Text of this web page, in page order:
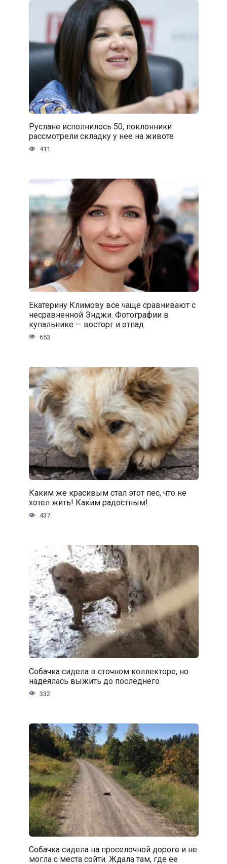
Руслане исполнилось 50, поклонники
рассмотрели складку у нее на животе
411
Екатерину Климову все чаще сравнивают с
несравненной Энджи. Фотографии в
купальнике — восторг и отпад
653
Каким же красивым стал этот пес, что не
хотел жить! Каким радостным!
437
Собачка сидела в сточном коллекторе, но
надеялась выжить до последнего
332
Собачка сидела на проселочной дороге и не
могла с места сойти. Ждала там, где ее